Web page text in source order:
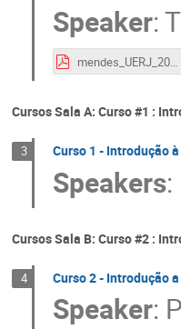
Speaker:
mendes_UERJ_2017.pdf
Cursos Sala A: Curso #1 :
3 Curso 1 - Introdução
Speakers:
Cursos Sala B: Curso #2 :
4 Curso 2 - Introdução
Speaker: